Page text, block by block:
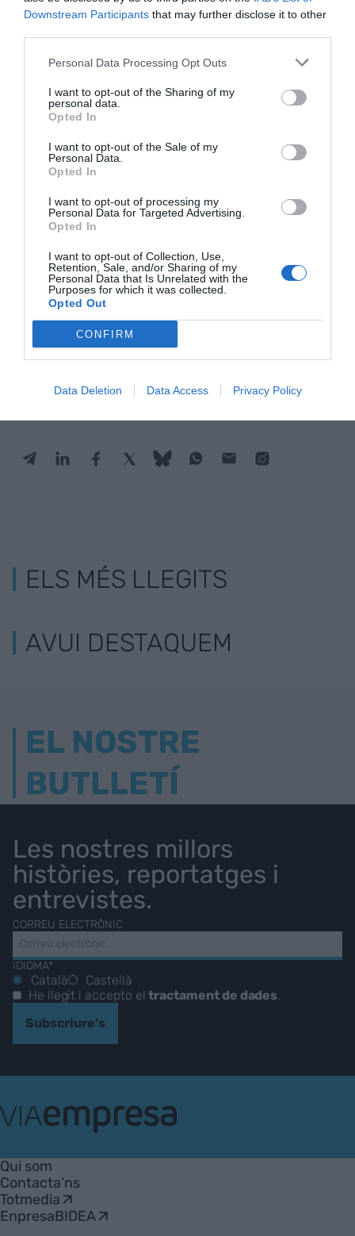
Downstream Participants that may further disclose it to other
Personal Data Processing Opt Outs
I want to opt-out of the Sharing of my
personal data.
Opted In
I want to opt-out of the Sale of my
Personal Data.
Opted In
I want to opt-out of processing my
Personal Data for Targeted Advertising.
Opted In
I want to opt-out of Collection, Use,
Retention, Sale, and/or Sharing of my
Personal Data that Is Unrelated with the
Purposes for which it was collected.
Opted Out
CONFIRM
Data Deletion Data Access Privacy Policy
ha dit.
L’avioneta utilitzada per fer les proves és la
primera elèctrica arribada a l’Estat i està
certificada per l’Agència Europea de Seguretat
Aèria. Es tracta d’un aparell de dues places amb
una aviació “molt eficient per les seves ales
llargues”, segons el cap d’instrucció de l’Aeroclub
compta amb dues bateries, una al morro de
l’avioneta i una altra darrere els seients.
Actualment, l’avioneta s’utilitza per a vols locals
d’uns 40 minuts i per a la formació de pilots.
AfegirVIA Empresa
Google de forma gratuïta
Estigues informat amb les últimes notícies d'actualitat
ELS MÉS LLEGITS
AVUI DESTAQUEM
EL NOSTRE
BUTLLETÍ
Les nostres millors
històries, reportatges i
entrevistes.
CORREU ELECTRÒNIC
IDIOMA*
Català
Castellà
He llegit i accepto eltractament de dades
Subscriure's
Empresa
Qui som
Contacta'ns
Totmedia
EnpresaBIDEA